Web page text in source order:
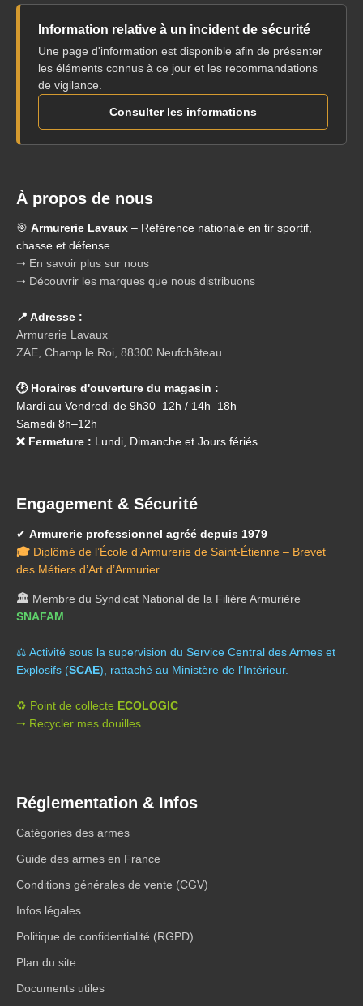
Information relative à un incident de sécurité
Une page d'information est disponible afin de présenter
les éléments connus à ce jour et les recommandations
de vigilance.
Consulter les informations
À propos de nous
🎯 Armurerie Lavaux – Référence nationale en tir sportif,
chasse et défense.
➝ En savoir plus sur nous
➝ Découvrir les marques que nous distribuons
📍 Adresse :
Armurerie Lavaux
ZAE, Champ le Roi, 88300 Neufchâteau
🕑 Horaires d'ouverture du magasin :
Mardi au Vendredi de 9h30–12h / 14h–18h
Samedi 8h–12h
❌ Fermeture : Lundi, Dimanche et Jours fériés
Engagement & Sécurité
✔ Armurerie professionnel agréé depuis 1979
🎓 Diplômé de l’École d’Armurerie de Saint-Étienne – Brevet
des Métiers d’Art d’Armurier
🏛️ Membre du Syndicat National de la Filière Armurière
SNAFAM
⚖️ Activité sous la supervision du Service Central des Armes et
Explosifs (SCAE), rattaché au Ministère de l’Intérieur.
♻️ Point de collecte ECOLOGIC
➝ Recycler mes douilles
Réglementation & Infos
Catégories des armes
Guide des armes en France
Conditions générales de vente (CGV)
Infos légales
Politique de confidentialité (RGPD)
Plan du site
Documents utiles